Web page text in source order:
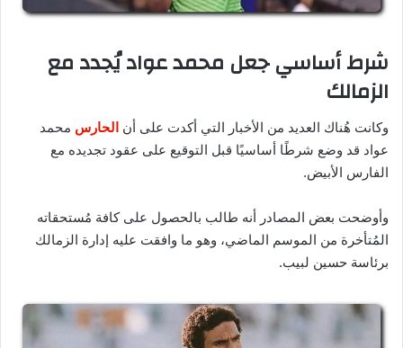
شرط أساسي جعل محمد عواد يُجدد مع
الزمالك
وكانت هُناك العديد من الأخبار التي أكدت على أن الحارس محمد
عواد قد وضع شرطًا أساسيًا قبل التوقيع على عقود تجديده مع
الفارس الأبيض.
وأوضحت بعض المصادر أنه طالب بالحصول على كافة مُستحقاته
المُتأخرة من الموسم الماضي، وهو ما وافقت عليه إدارة الزمالك
برئاسة حسين لبيب.